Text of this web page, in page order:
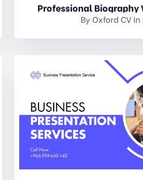
Professional
By Oxford CV In